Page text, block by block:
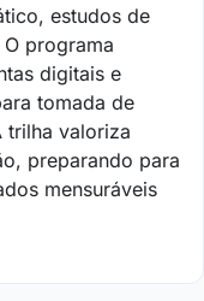
estudos de
programa
digitais e
tomada de
trilha valoriza
preparando para
mensuráveis